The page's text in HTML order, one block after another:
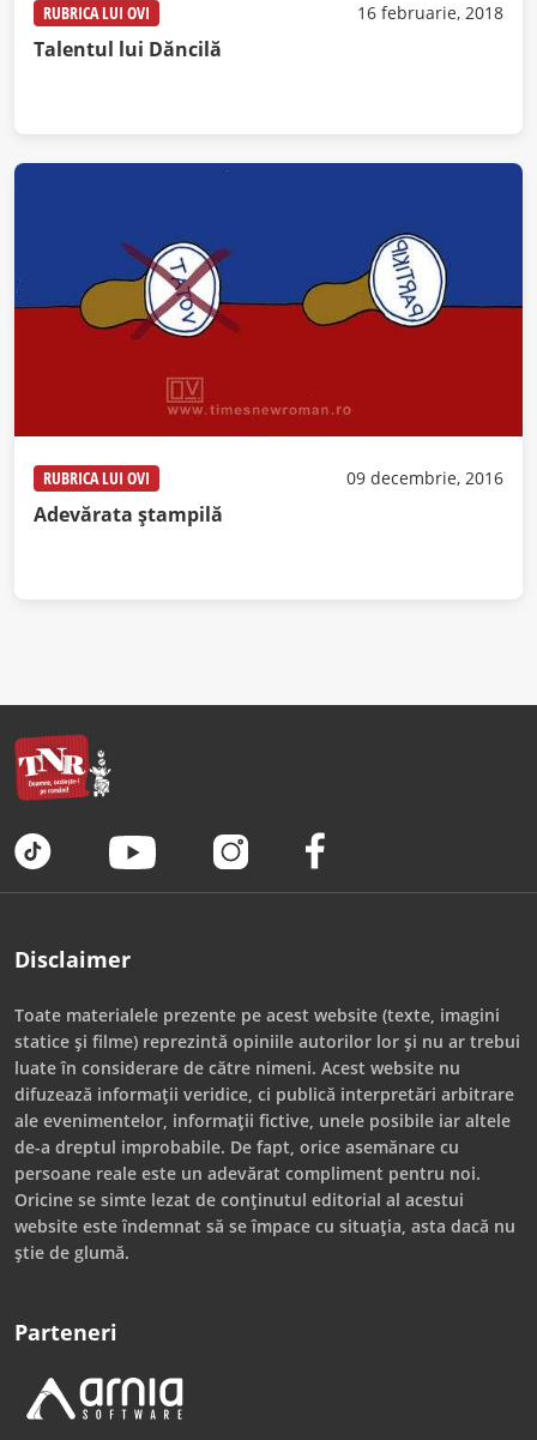
RUBRICA LUI OVI 16 februarie, 2018
Talentul lui Dăncilă
RUBRICA LUI OVI 09 decembrie, 2016
Adevărata ștampilă
Disclaimer
Toate materialele prezente pe acest website (texte, imagini
statice și filme) reprezintă opiniile autorilor lor și nu ar trebui
luate în considerare de către nimeni. Acest website nu
difuzează informații veridice, ci publică interpretări arbitrare
ale evenimentelor, informații fictive, unele posibile iar altele
de-a dreptul improbabile. De fapt, orice asemănare cu
persoane reale este un adevărat compliment pentru noi.
Oricine se simte lezat de conținutul editorial al acestui
website este îndemnat să se împace cu situația, asta dacă nu
știe de glumă.
Parteneri